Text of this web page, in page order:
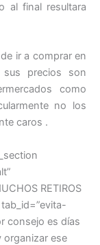
al final resultara
ir a comprar en
sus precios son
como
no los
caros .
RETIROS
tab_id=”evita-
consejo es días
organizar ese